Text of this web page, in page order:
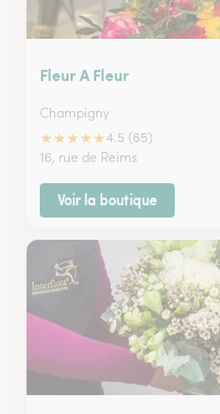
Fleur A Fleur
Champigny
★★★★★4.5 (65)
16, rue de Reims
Voir la boutique